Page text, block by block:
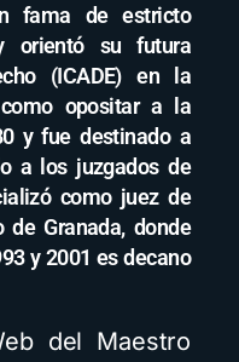
fama de estricto
orientó su futura
(ICADE) en la
opositar a la
y fue destinado a
a los juzgados de
como juez de
Granada, donde
y 2001 es decano
del Maestro